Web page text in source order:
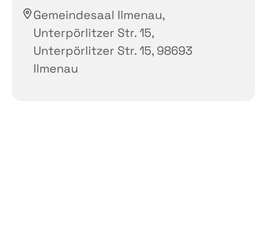
Gemeindesaal Ilmenau,
Unterpörlitzer Str. 15,
Unterpörlitzer Str. 15, 98693
Ilmenau